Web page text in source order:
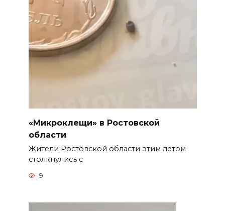
«Микроклещи» в Ростовской
области
Жители Ростовской области этим летом
столкнулись с
9